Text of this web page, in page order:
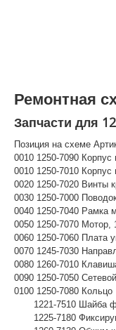
Гарантийные
не выполняем.
Ремонтная
Запчасти для
Позиция на схеме
0010 1250-7090
0010 1250-7010
0020 1250-7020 Винты
0030 1250-7000
0040 1250-7040 Рамка
0050 1250-7070 Мотор,
0060 1250-7060 Плата
0070 1245-7030
0080 1260-7010
0090 1250-7050
0100 1250-7080 Кольцо
1221-7510 Шайба
1225-7180